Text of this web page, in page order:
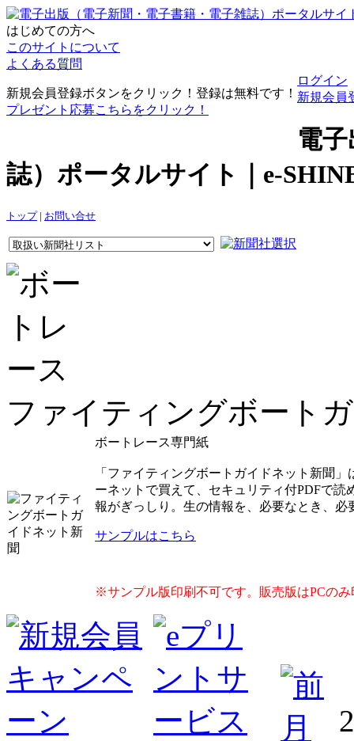
はじめての方へ
このサイトについて
よくある質問
新規会員登録ボタンをクリック！登録は無料です！
プレゼント応募こちらをクリック！
ログイン
新規会員
電
誌）ポータルサイト｜e-
トップ| お問い合せ
ファイティングボート
ボートレース専門紙
「ファイティングボートガイドネット新聞
ーネットで買えて、セキュリティ付PDFで
報がぎっしり。生の情報を、必要なとき、
サンプルはこちら
※サンプル版印刷不可です。販売版はPCの